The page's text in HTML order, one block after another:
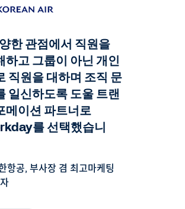
한 관점에서 직원을
하고 그룹이 아닌 개인
직원을 대하며 조직 문
일신하도록 도울 트랜
메이션 파트너로
를 선택했습니
항공, 부사장 겸 최고마케팅